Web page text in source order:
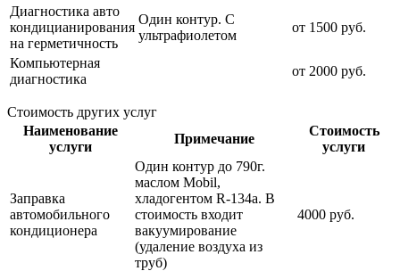
Диагностика авто
кондицианирования
на герметичность
Один контур. С
ультрафиолетом
от 1500 руб.
Компьютерная
диагностика
от 2000 руб.
Стоимость других услуг
Наименование
услуги
Примечание
Стоимость
услуги
Заправка
автомобильного
кондиционера
Один контур до 790г.
маслом Mobil,
хладогентом R-134a. В
стоимость входит
вакуумирование
(удаление воздуха из
труб)
4000 руб.